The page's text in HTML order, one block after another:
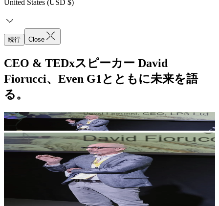
United States (USD $)
続行 Close
CEO & TEDxスピーカー David
Fiorucci、Even G1とともに未来を語
る。